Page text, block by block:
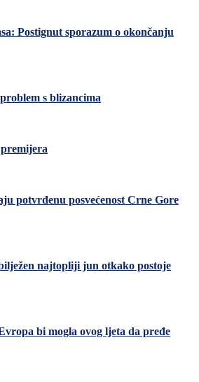
Postignut sporazum o okončanju
s blizancima
potvrđenu posvećenost Crne Gore
najtopliji jun otkako postoje
bi mogla ovog ljeta da pređe